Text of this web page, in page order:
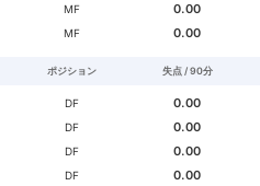
MF
0.00
MF 0.00
ポジション 失点 / 90分
DF
0.00
DF
0.00
DF
0.00
DF
0.00